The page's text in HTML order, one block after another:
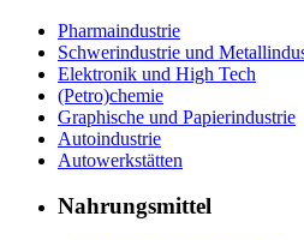
Pharmaindustrie
Schwerindustrie und
Elektronik und High Tech
(Petro)chemie
Graphische und Papierindustrie
Autoindustrie
Autowerkstätten
Nahrungsmittel